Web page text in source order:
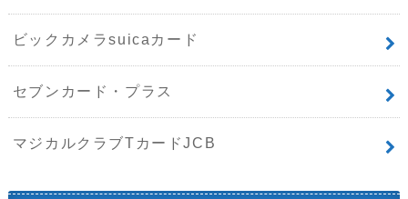
ビックカメラsuicaカード
セブンカード・プラス
マジカルクラブTカードJCB